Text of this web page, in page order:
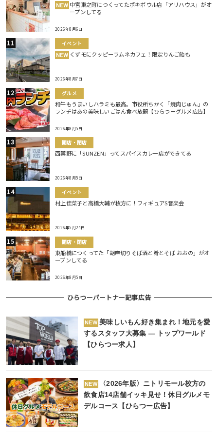
NEW 中宮東之町につくってたポキボウル店「アリハウス」がオ
ープンしてる
2026年8月6日
イベント
NEW くずモにクッピーラムネカフェ！限定りんご飴も
2026年8月7日
グルメ
和牛もうまいしハラミも最高。市役所ちかく「焼肉じゅん」の
ランチはあの美味しいごはん食べ放題【ひらつーグルメ広告】
2026年8月5日
開店・閉店
西禁野に「SUNZEN」ってスパイスカレー店ができてる
2026年8月5日
イベント
村上佳菜子と高橋大輔が枚方に！フィギュアS音楽会
2026年5月24日
開店・閉店
東船橋につくってた「胡麻切りそば酒と肴とそば おおの」がオ
ープンしてる
2026年8月5日
ひらつーパートナー記事広告
NEW 美味しいもん好き集まれ！地元を愛
するスタッフ大募集 ― トップワールド
【ひらつー求人】
NEW
〈2026年版〉ニトリモール枚方の
飲食店14店舗イッキ見せ！休日グルメモ
デルコース【ひらつー広告】